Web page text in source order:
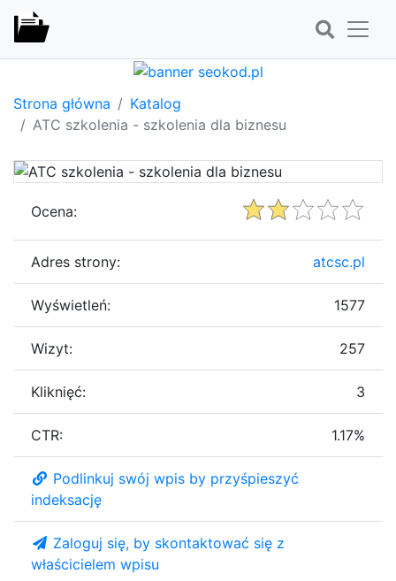
Strona główna
Katalog
ATC szkolenia - szkolenia dla biznesu
Ocena:
Adres strony: atcsc.pl
Wyświetleń: 1577
Wizyt: 257
Kliknięć: 3
CTR: 1.17%
Podlinkuj swój wpis by przyśpieszyć
indeksację
Zaloguj się, by skontaktować się z
właścicielem wpisu